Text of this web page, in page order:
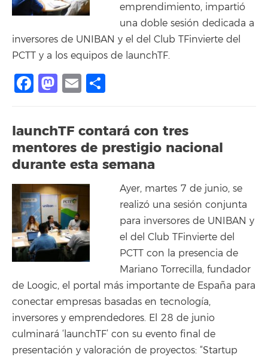
emprendimiento, impartió
una doble sesión dedicada a
inversores de UNIBAN y el del Club TFinvierte del
PCTT y a los equipos de launchTF.
Facebook
Mastodon
Email
launchTF contará con tres
mentores de prestigio nacional
durante esta semana
Ayer, martes 7 de junio, se
realizó una sesión conjunta
para inversores de UNIBAN y
el del Club TFinvierte del
PCTT con la presencia de
Mariano Torrecilla, fundador
de Loogic, el portal más importante de España para
conectar empresas basadas en tecnología,
inversores y emprendedores. El 28 de junio
culminará ‘launchTF’ con su evento final de
presentación y valoración de proyectos: “Startup